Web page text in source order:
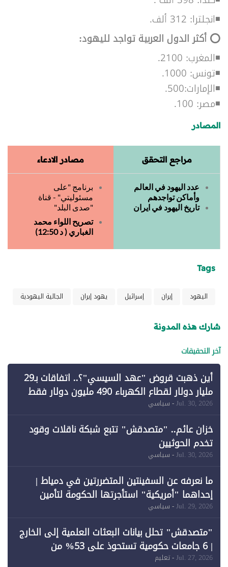
◾انجلترا: 312 ألف.
⭕ أكثر الدول العربية تواجد لليهود:
◾المغرب: 2100.
◾تونس: 1000.
◾الإمارات:500.
◾مصر: 100.
المصادر
مراجع التحقق مصادر الادعاء
عدد اليهود في العالم
وأماكن تواجدهم
تاريخ اليهود في ايران
برنامج "على
مسئوليتي" - قناة
"صدى البلد"
تصريح اللواء محمد
الغباري ( د 12:50)
Tags
اليهود إيران إسرائيل يهود إيران الجالية اليهودية
شارك هذه المدونة
آخر التحقيقات
أين ذهبت قروض "عهد السيسي"؟.. اتفاقات بـ29
مليار دولار لقطاع الكهرباء 490 مليون دولار فقط
لـ"الطاقة المتجددة" (1)
Jul. 30, 2026- سياسي
خزان عائم.. "متصدقش" تتبع شبكة ناقلات وقود
تخدم الحوثيين
Jul. 30, 2026- سياسي
ما نعرفه عن السفينتين المتضررتين في دمياط |
إحداهما "أمريكية" استأجرتها الحكومة لتأمين
احتياجات الطاقة
Jul. 29, 2026- سياسي
"متصدقش" تحلل بيانات البعثات العلمية إلى الخارج
| 6 جامعات حكومية تستحوذ على 53% من
Jul. 27, 2026- تعليم